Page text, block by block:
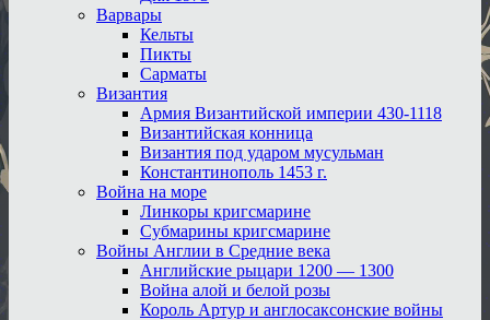
Варвары
Кельты
Пикты
Сарматы
Византия
Армия Византийской империи 430-1118
Византийская конница
Византия под ударом мусульман
Константинополь 1453 г.
Война на море
Линкоры кригсмарине
Субмарины кригсмарине
Войны Англии в Средние века
Английские рыцари 1200 — 1300
Война алой и белой розы
Король Артур и англосаксонские войны